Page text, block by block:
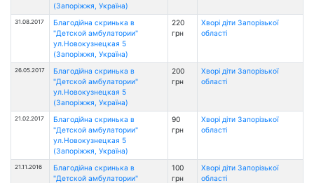
(Запоріжжя, Україна)
31.08.2017
Благодійна скринька в
"Детской амбулатории"
ул.Новокузнецкая 5
(Запоріжжя, Україна)
220
грн
Хворі діти Запорізької
області
26.05.2017
Благодійна скринька в
"Детской амбулатории"
ул.Новокузнецкая 5
(Запоріжжя, Україна)
200
грн
Хворі діти Запорізької
області
21.02.2017
Благодійна скринька в
"Детской амбулатории"
ул.Новокузнецкая 5
(Запоріжжя, Україна)
90
грн
Хворі діти Запорізької
області
21.11.2016
Благодійна скринька в
"Детской амбулатории"
100
грн
Хворі діти Запорізької
області